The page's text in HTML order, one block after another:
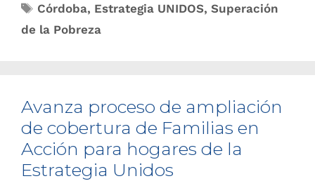
Córdoba, Estrategia UNIDOS,Superación
de la Pobreza
Avanza ​​proceso de ampliación
de cobertura de Familias en
Acción para hogares de la
Estrategia Unidos